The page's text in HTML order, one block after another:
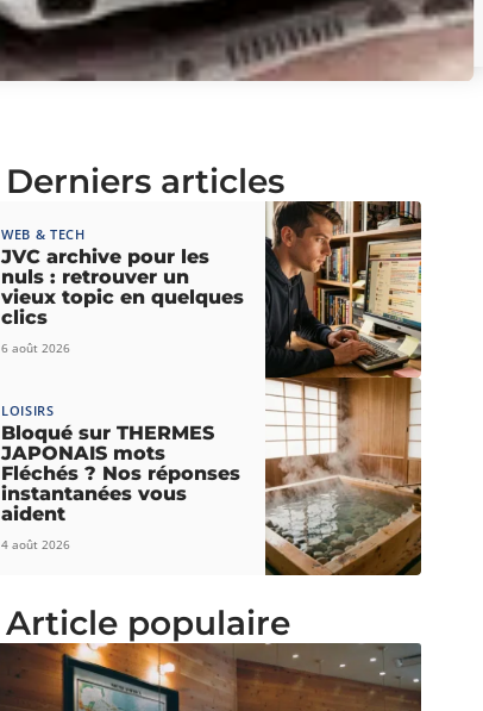
Derniers articles
WEB & TECH
JVC archive pour les
nuls : retrouver un
vieux topic en quelques
clics
6 août 2026
LOISIRS
Bloqué sur THERMES
JAPONAIS mots
Fléchés ? Nos réponses
instantanées vous
aident
4 août 2026
Article populaire